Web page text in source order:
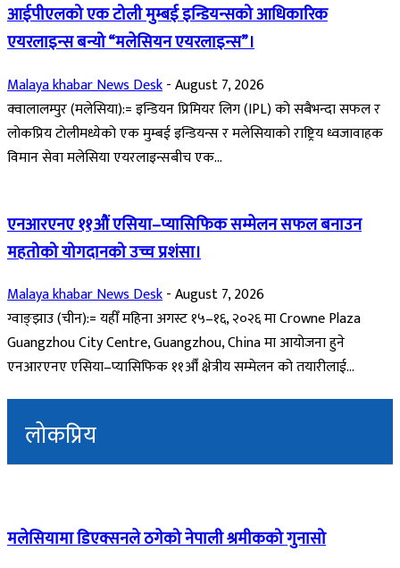
आईपीएलको एक टोली मुम्बई इन्डियन्सको आधिकारिक
एयरलाइन्स बन्यो “मलेसियन एयरलाइन्स”।
Malaya khabar News Desk-August 7, 2026
क्वालालम्पुर (मलेसिया):= इन्डियन प्रिमियर लिग (IPL) को सबैभन्दा सफल र
लोकप्रिय टोलीमध्येको एक मुम्बई इन्डियन्स र मलेसियाको राष्ट्रिय ध्वजावाहक
विमान सेवा मलेसिया एयरलाइन्सबीच एक...
एनआरएनए ११औं एसिया–प्यासिफिक सम्मेलन सफल बनाउन
महतोको योगदानको उच्च प्रशंसा।
Malaya khabar News Desk-August 7, 2026
ग्वाङ्झाउ (चीन):= यहीँ महिना अगस्ट १५–१६, २०२६ मा Crowne Plaza
Guangzhou City Centre, Guangzhou, China मा आयोजना हुने
एनआरएनए एसिया–प्यासिफिक ११औँ क्षेत्रीय सम्मेलन को तयारीलाई...
लोकप्रिय
मलेसियामा डिएक्सनले ठगेको नेपाली श्रमीकको गुनासो